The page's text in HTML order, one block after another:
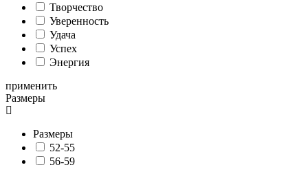
Творчество
Уверенность
Удача
Успех
Энергия
применить
Размеры
Размеры
52-55
56-59